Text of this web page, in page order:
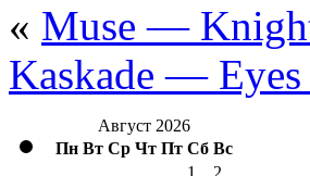
« Muse —
Kaskade —
Август 2026
Пн Вт Ср Чт Пт Сб Вс
1
2